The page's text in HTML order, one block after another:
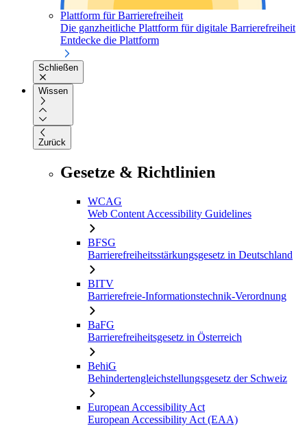
Plattform für Barrierefreiheit
Die ganzheitliche Plattform für digitale Barrierefreiheit
Entdecke die Plattform
Schließen
Wissen
Zurück
Gesetze & Richtlinien
WCAG
Web Content Accessibility Guidelines
BFSG
Barrierefreiheitsstärkungsgesetz in Deutschland
BITV
Barrierefreie-Informationstechnik-Verordnung
BaFG
Barrierefreiheitsgesetz in Österreich
BehiG
Behindertengleichstellungsgesetz der Schweiz
European Accessibility Act
European Accessibility Act (EAA)